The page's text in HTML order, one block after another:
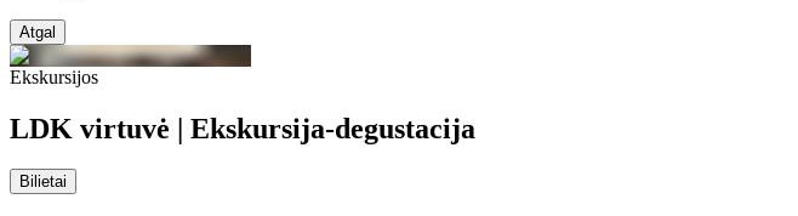
Atgal
Ekskursijos
LDK virtuvė | Ekskursija-degustacija
Bilietai